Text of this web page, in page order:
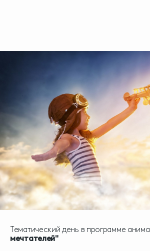
Тематический день в программе
мечтателей"